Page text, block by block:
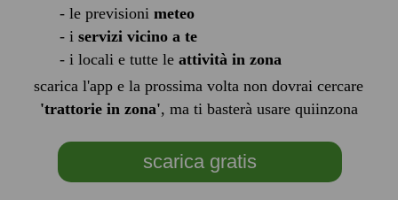
- le previsioni meteo
- i servizi vicino a te
- i locali e tutte le attività in zona
scarica l'app e la prossima volta non dovrai cercare
'trattorie in zona', ma ti basterà usare quiinzona
scarica gratis